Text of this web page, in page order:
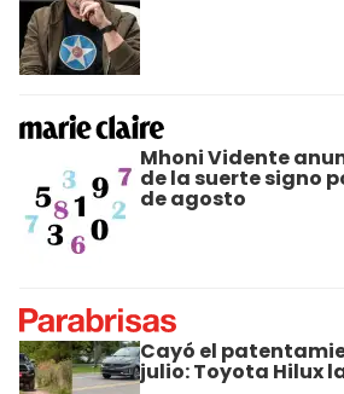
Mhoni Vidente
de la suerte signo
de agosto
Cayó el
julio: Toyota Hilux